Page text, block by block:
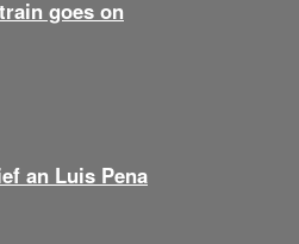
goes on
an Luis Pena